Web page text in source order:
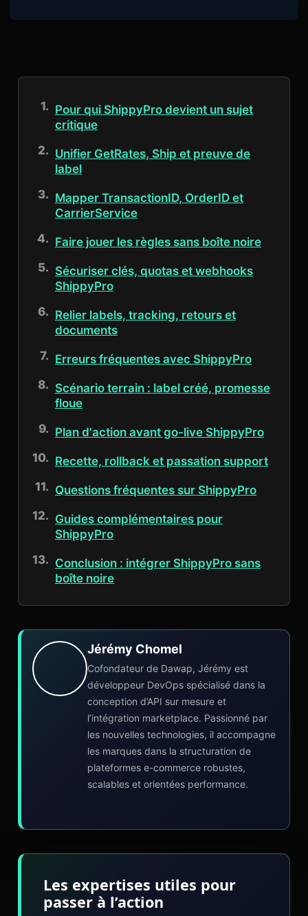
Pour qui ShippyPro devient un sujet
critique
Unifier GetRates, Ship et preuve de
label
Mapper TransactionID, OrderID et
CarrierService
Faire jouer les règles sans boîte noire
Sécuriser clés, quotas et webhooks
ShippyPro
Relier labels, tracking, retours et
documents
Erreurs fréquentes avec ShippyPro
Scénario terrain : label créé, promesse
floue
Plan d'action avant go-live ShippyPro
Recette, rollback et passation support
Questions fréquentes sur ShippyPro
Guides complémentaires pour
ShippyPro
Conclusion : intégrer ShippyPro sans
boîte noire
Jérémy Chomel
Cofondateur de Dawap, Jérémy est
développeur DevOps spécialisé dans la
conception d’API sur mesure et
l’intégration marketplace. Passionné par
les nouvelles technologies, il accompagne
les marques dans la structuration de
plateformes e-commerce robustes,
scalables et orientées performance.
Les expertises utiles pour
passer à l’action